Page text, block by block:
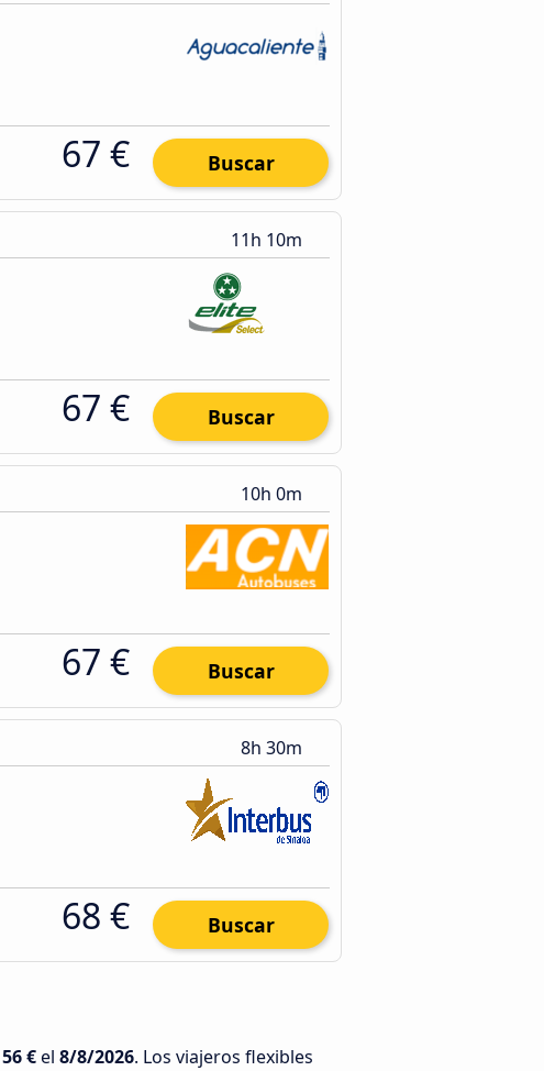
67 € Buscar
11h 10m
67 € Buscar
10h 0m
67 € Buscar
8h 30m
68 € Buscar
56 €el 8/8/2026. Los viajeros flexibles